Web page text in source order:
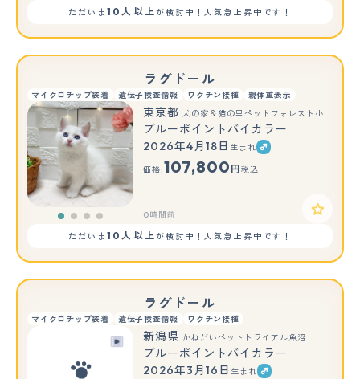
ただいま10人以上が検討中！人気急上昇中です！
ラグドール
マイクロチップ装着 遺伝子検査情報 ワクチン接種 親体重表示
東京都 犬の家＆猫の里ペットフォレスト小平店
ブルーポイントバイカラー
2026年4月18日 生まれ
価格:107,800 円 税込
0時間前
ただいま10人以上が検討中！人気急上昇中です！
ラグドール
マイクロチップ装着 遺伝子検査情報 ワクチン接種
新潟県 かねだいペットトライアル魚沼
ブルーポイントバイカラー
2026年3月16日 生まれ